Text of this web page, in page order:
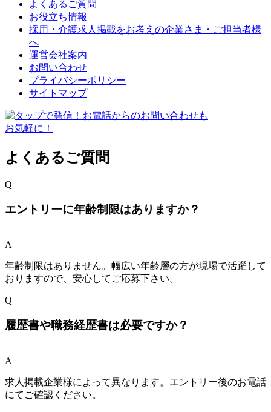
よくあるご質問
お役立ち情報
採用・介護求人掲載をお考えの企業さま・ご担当者様
へ
運営会社案内
お問い合わせ
プライバシーポリシー
サイトマップ
よくあるご質問
Q
エントリーに年齢制限はありますか？
A
年齢制限はありません。幅広い年齢層の方が現場で活躍して
おりますので、安心してご応募下さい。
Q
履歴書や職務経歴書は必要ですか？
A
求人掲載企業様によって異なります。エントリー後のお電話
にてご確認ください。